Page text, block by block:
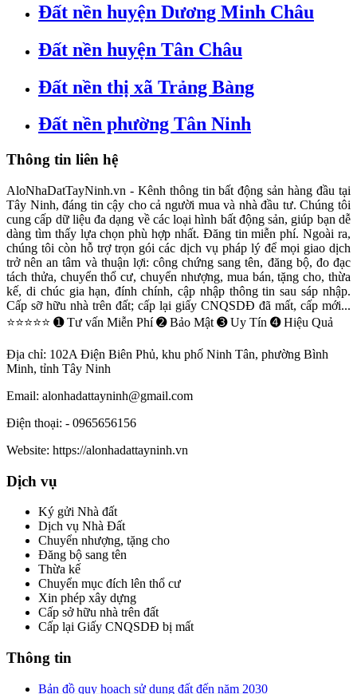
Đất nền huyện Dương Minh Châu
Đất nền huyện Tân Châu
Đất nền thị xã Trảng Bàng
Đất nền phường Tân Ninh
Thông tin liên hệ
AloNhaDatTayNinh.vn - Kênh thông tin bất động sản hàng đầu tại
Tây Ninh, đáng tin cậy cho cả người mua và nhà đầu tư. Chúng tôi
cung cấp dữ liệu đa dạng về các loại hình bất động sản, giúp bạn dễ
dàng tìm thấy lựa chọn phù hợp nhất. Đăng tin miễn phí. Ngoài ra,
chúng tôi còn hỗ trợ trọn gói các dịch vụ pháp lý để mọi giao dịch
trở nên an tâm và thuận lợi: công chứng sang tên, đăng bộ, đo đạc
tách thửa, chuyển thổ cư, chuyển nhượng, mua bán, tặng cho, thừa
kế, di chúc gia hạn, đính chính, cập nhập thông tin sau sáp nhập.
Cấp sỡ hữu nhà trên đất; cấp lại giấy CNQSDĐ đã mất, cấp mới...
⭐⭐⭐⭐⭐ ➊ Tư vấn Miễn Phí ➋ Bảo Mật ➌ Uy Tín ➍ Hiệu Quả
Địa chỉ: 102A Điện Biên Phủ, khu phố Ninh Tân, phường Bình
Minh, tỉnh Tây Ninh
Email: alonhadattayninh@gmail.com
Điện thoại: - 0965656156
Website: https://alonhadattayninh.vn
Dịch vụ
Ký gửi Nhà đất
Dịch vụ Nhà Đất
Chuyển nhượng, tặng cho
Đăng bộ sang tên
Thừa kế
Chuyển mục đích lên thổ cư
Xin phép xây dựng
Cấp sở hữu nhà trên đất
Cấp lại Giấy CNQSDĐ bị mất
Thông tin
Bản đồ quy hoạch sử dụng đất đến năm 2030